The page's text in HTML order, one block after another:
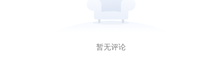
暂无评论